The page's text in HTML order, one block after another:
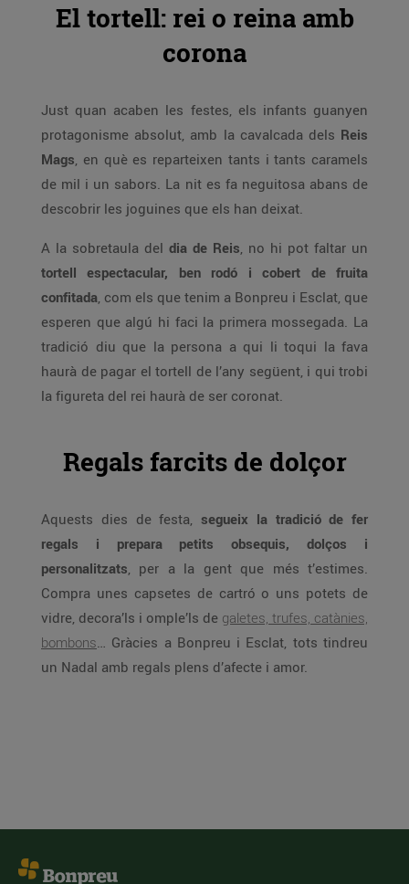
El tortell: rei o reina amb
corona
Just quan acaben les festes, els infants guanyen
protagonisme absolut, amb la cavalcada dels Reis
Mags, en què es reparteixen tants i tants caramels
de mil i un sabors. La nit es fa neguitosa abans de
descobrir les joguines que els han deixat.
A la sobretaula del dia de Reis, no hi pot faltar un
tortell espectacular, ben rodó i cobert de fruita
confitada, com els que tenim a Bonpreu i Esclat, que
esperen que algú hi faci la primera mossegada. La
tradició diu que la persona a qui li toqui la fava
haurà de pagar el tortell de l’any següent, i qui trobi
la figureta del rei haurà de ser coronat.
Regals farcits de dolçor
Aquests dies de festa, segueix la tradició de fer
regals i prepara petits obsequis, dolços i
personalitzats, per a la gent que més t’estimes.
Compra unes capsetes de cartró o uns potets de
vidre, decora’ls i omple’ls de galetes, trufes, catànies,
bombons… Gràcies a Bonpreu i Esclat, tots tindreu
un Nadal amb regals plens d’afecte i amor.